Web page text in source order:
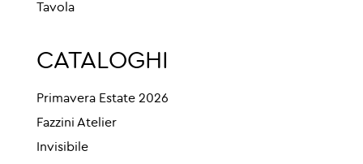
Tavola
CATALOGHI
Primavera Estate 2026
Fazzini Atelier
Invisibile